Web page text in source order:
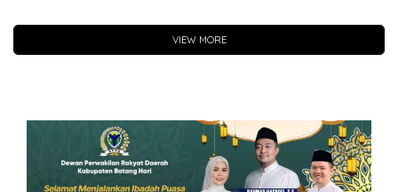
Berakhlak
VIEW MORE